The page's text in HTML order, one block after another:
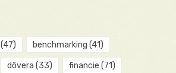
(47) benchmarking (41)
dôvera (33) financie (71)